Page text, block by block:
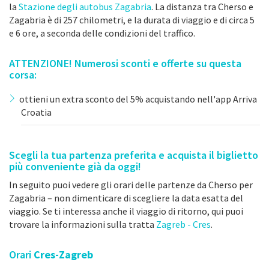
la Stazione degli autobus Zagabria. La distanza tra Cherso e
Zagabria è di 257 chilometri, e la durata di viaggio e di circa 5
e 6 ore, a seconda delle condizioni del traffico.
ATTENZIONE! Numerosi sconti e offerte su questa
corsa:
ottieni un extra sconto del 5% acquistando nell'app Arriva
Croatia
Scegli la tua partenza preferita e acquista il biglietto
più conveniente già da oggi!
In seguito puoi vedere gli orari delle partenze da Cherso per
Zagabria – non dimenticare di scegliere la data esatta del
viaggio. Se ti interessa anche il viaggio di ritorno, qui puoi
trovare la informazioni sulla tratta Zagreb - Cres.
Orari Cres-Zagreb